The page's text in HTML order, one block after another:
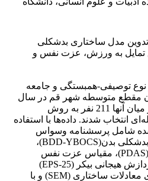
مدل ساختاری بدشکلی
تمایل به ورزش، عزت نفس و
توصیفی-همبستگی و جامعه
مقطع متوسطه شهر قم در سال
1403-1404 تشکیل دادند که از میان آنها 211 نفر به روش
انتخاب شدند. داده‌ها با استفاده
شده شامل پرسشنامه وسواس
فکری-عملی ییل-براون برای بدشکلی بدن(BDD-YBOCS)،
مقیاس تمایل به فعالیت بدنی(PDAS)، مقیاس عزت نفس
روزنبرگ (RSES) و مقیاس پردازش هیجانی بیکر (EPS-25)
گردآوری و با روش مدل‌سازی معادلات ساختاری (SEM) و با